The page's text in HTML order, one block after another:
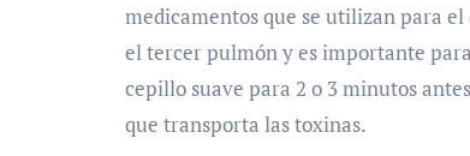
medicamentos que se utilizan para
el tercer pulmón y es importante
cepillo suave para 2 o 3 minutos
que transporta las toxinas.